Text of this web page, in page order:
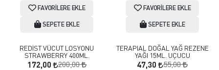
FAVORILERE EKLE
SEPETE EKLE
REDİST VÜCUT LOSYONU
STRAWBERRY 400ML.
172,00 200,00
FAVORILERE EKLE
SEPETE EKLE
TERAPIAL DOĞAL YAĞ REZENE
YAĞI 15ML. UÇUCU
47,30 55,00